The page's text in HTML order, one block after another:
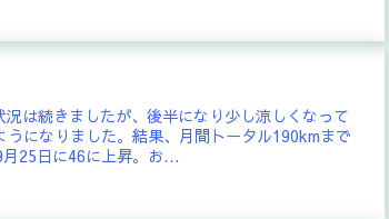
は続きましたが、後半になり少し涼しくなって
になりました。結果、月間トータル190kmまで
25日に46に上昇。お...